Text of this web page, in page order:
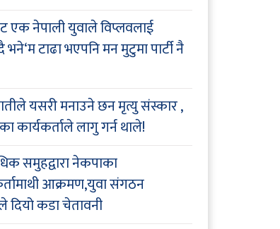
एक नेपाली युवाले विप्लवलाई
टाढा भएपनि मन मुटुमा पार्टी नै
यसरी मनाउने छन मृत्यु संस्कार ,
कार्यकर्ताले लागु गर्न थाले!
समुहद्वारा नेकपाका
आक्रमण,युवा संगठन
दियो कडा चेतावनी